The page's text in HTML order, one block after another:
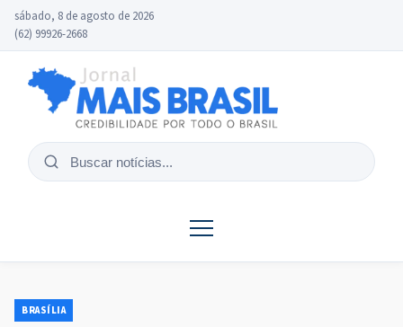
sábado, 8 de agosto de 2026
(62) 99926-2668
Buscar
BRASÍLIA